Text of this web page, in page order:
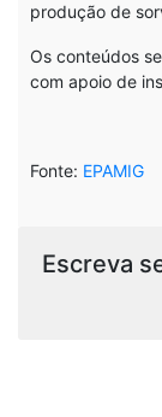
produção de
Os conteúdos
com apoio de
Fonte: EPAMIG
Escreva